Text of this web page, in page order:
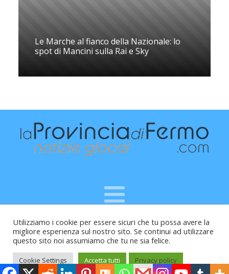
Le Marche al fianco della Nazionale: lo
spot di Mancini sulla Rai e Sky
Raffaele Vitali - via Leopardi 10 - 61121 Pesaro (PU) -
Cod.Fisc VTLRFL77B02L500Y - Testata giornalistica, aut.
Trib.Fermo n.04/2010 del 05/08/2010
Utilizziamo i cookie per essere sicuri che tu possa avere la
migliore esperienza sul nostro sito. Se continui ad utilizzare
questo sito noi assumiamo che tu ne sia felice.
Cookie Settings Accetta tutti Privacy policy